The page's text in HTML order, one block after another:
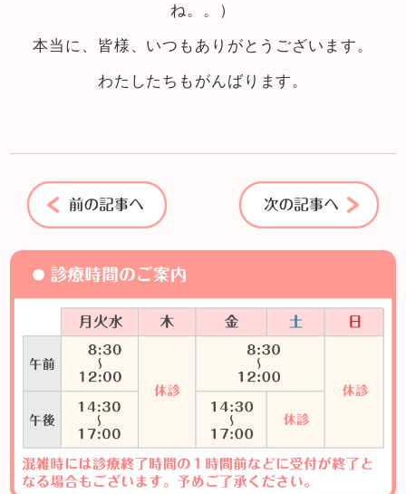
ね。。）
本当に、皆様、いつもありがとうございます。
わたしたちもがんばります。